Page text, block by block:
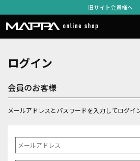
旧サイト会員様へ
ログイン
会員のお客様
メールアドレスとパスワードを入力してログイ